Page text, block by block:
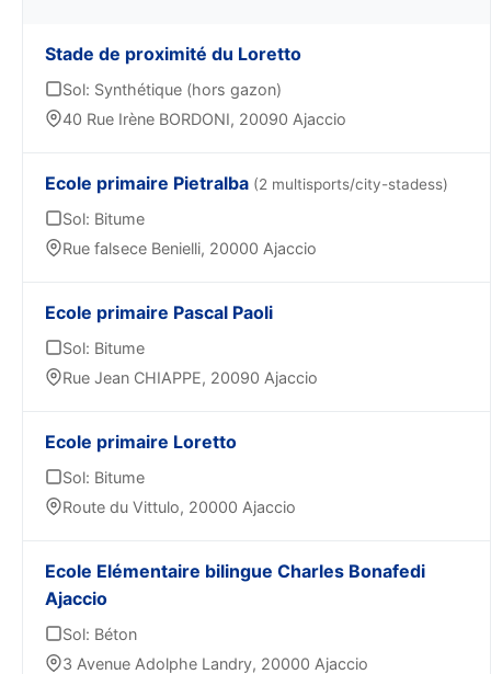
Stade de proximité du Loretto
Sol: Synthétique (hors gazon)
40 Rue Irène BORDONI, 20090 Ajaccio
Ecole primaire Pietralba (2 multisports/city-stadess)
Sol: Bitume
Rue falsece Benielli, 20000 Ajaccio
Ecole primaire Pascal Paoli
Sol: Bitume
Rue Jean CHIAPPE, 20090 Ajaccio
Ecole primaire Loretto
Sol: Bitume
Route du Vittulo, 20000 Ajaccio
Ecole Elémentaire bilingue Charles Bonafedi
Ajaccio
Sol: Béton
3 Avenue Adolphe Landry, 20000 Ajaccio